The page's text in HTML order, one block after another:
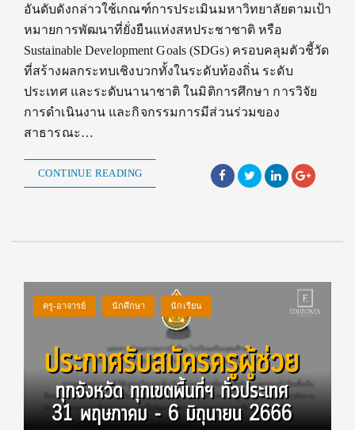
อันดับดังกล่าวใช้เกณฑ์การประเมินมหาวิทยาลัยตามเป้า
หมายการพัฒนาที่ยั่งยืนแห่งสหประชาชาติ หรือ
Sustainable Development Goals (SDGs) ครอบคลุมตัวชี้วัด
ที่สร้างผลกระทบเชิงบวกทั้งในระดับท้องถิ่น ระดับ
ประเทศ และระดับนานาชาติ ในมิติการศึกษา การวิจัย
การดำเนินงาน และกิจกรรมการมีส่วนร่วมของ
สาธารณะ…
CONTINUE READING
ครู-อาจารย์ นักศึกษา นักเรียน